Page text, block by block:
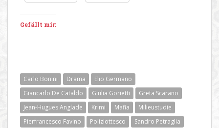
Gefällt mir:
Carlo Bonini Drama
Elio Germano
Giancarlo De Cataldo
Giulia Gorietti
Greta Scarano
Jean-Hugues Anglade
Krimi Mafia
Milieustudie
Pierfrancesco Favino
Poliziottesco
Sandro Petraglia